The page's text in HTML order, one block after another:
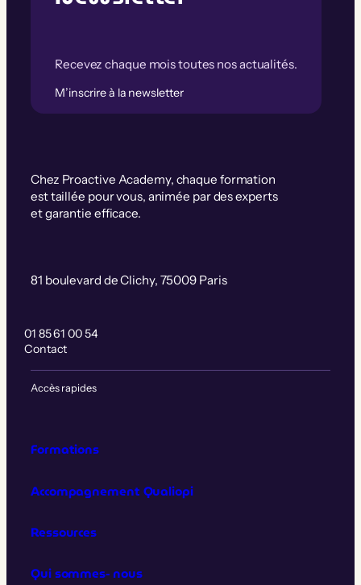
Recevez chaque mois toutes nos actualités.
M’inscrire à la newsletter
Chez Proactive Academy, chaque formation
est taillée pour vous, animée par des experts
et garantie efficace.
81 boulevard de Clichy, 75009 Paris
01 85 61 00 54
Contact
Accès rapides
Formations
Accompagnement Qualiopi
Ressources
Qui sommes‑nous